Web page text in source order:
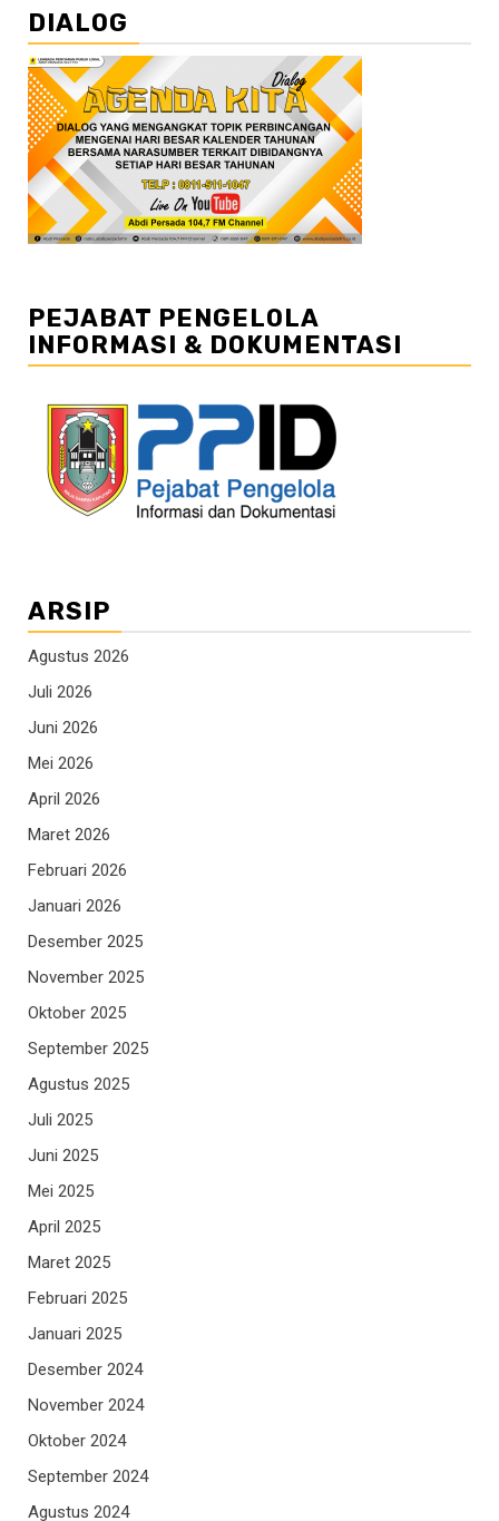
DIALOG
PEJABAT PENGELOLA
INFORMASI & DOKUMENTASI
ARSIP
Agustus 2026
Juli 2026
Juni 2026
Mei 2026
April 2026
Maret 2026
Februari 2026
Januari 2026
Desember 2025
November 2025
Oktober 2025
September 2025
Agustus 2025
Juli 2025
Juni 2025
Mei 2025
April 2025
Maret 2025
Februari 2025
Januari 2025
Desember 2024
November 2024
Oktober 2024
September 2024
Agustus 2024